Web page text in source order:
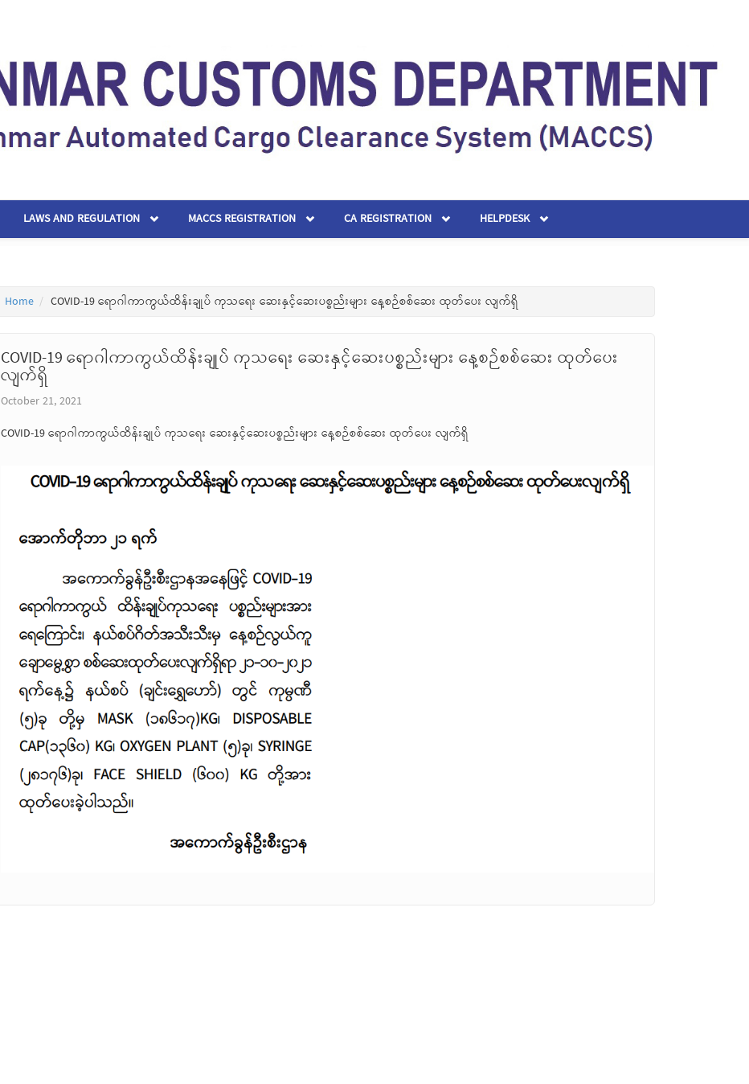
LAWS AND REGULATION MACCS REGISTRATION CA REGISTRATION HELPDESK
Home COVID-19 ရောဂါကာကွယ်ထိန်းချုပ် ကုသရေး ဆေးနှင့်ဆေးပစ္စည်းများ နေ့စဉ်စစ်ဆေး ထုတ်ပေး လျက်ရှိ
COVID-19 ရောဂါကာကွယ်ထိန်းချုပ် ကုသရေး ဆေးနှင့်ဆေးပစ္စည်းများ နေ့စဉ်စစ်ဆေး ထုတ်ပေး
လျက်ရှိ
October 21, 2021
COVID-19 ရောဂါကာကွယ်ထိန်းချုပ် ကုသရေး ဆေးနှင့်ဆေးပစ္စည်းများ နေ့စဉ်စစ်ဆေး ထုတ်ပေး လျက်ရှိ